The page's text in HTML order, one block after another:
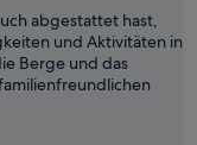
abgestattet hast,
und Aktivitäten in
Berge und das